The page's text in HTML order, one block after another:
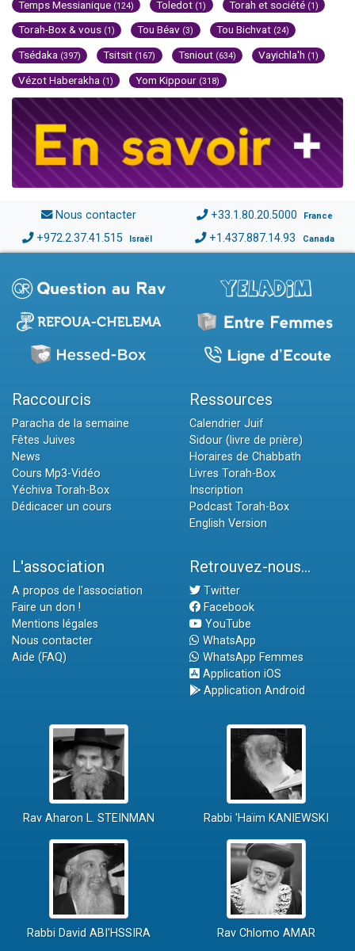
Temps Messianique (124) Toledot (1) Torah et société (1)
Torah-Box & vous (1) Tou Béav (3) Tou Bichvat (24)
Tsédaka (397) Tsitsit (167) Tsniout (634) Vayichla'h (1)
Vézot Haberakha (1) Yom Kippour (318)
Nous contacter +33.1.80.20.5000 France
+972.2.37.41.515 Israël +1.437.887.14.93 Canada
Raccourcis
Paracha de la semaine
Fêtes Juives
News
Cours Mp3-Vidéo
Yéchiva Torah-Box
Dédicacer un cours
Ressources
Calendrier Juif
Sidour (livre de prière)
Horaires de Chabbath
Livres Torah-Box
Inscription
Podcast Torah-Box
English Version
L'association
A propos de l'association
Faire un don !
Mentions légales
Nous contacter
Aide (FAQ)
Retrouvez-nous...
Twitter
Facebook
YouTube
WhatsApp
WhatsApp Femmes
Application iOS
Application Android
Rav Aharon L. STEINMAN Rabbi 'Haïm KANIEWSKI
Rabbi David ABI'HSSIRA Rav Chlomo AMAR